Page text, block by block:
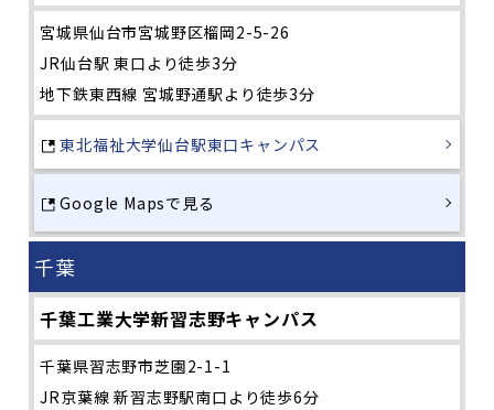
宮城県仙台市宮城野区榴岡2-5-26
JR仙台駅 東口より徒歩3分
地下鉄東西線 宮城野通駅より徒歩3分
東北福祉大学仙台駅東口キャンパス
Google Mapsで見る
千葉
千葉工業大学新習志野キャンパス
千葉県習志野市芝園2-1-1
JR京葉線 新習志野駅南口より徒歩6分